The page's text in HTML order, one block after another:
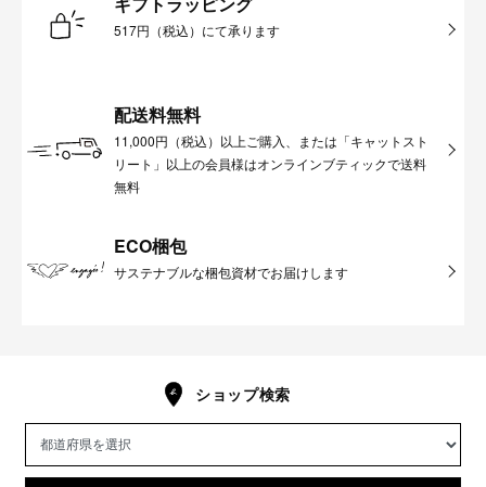
517円（税込）にて承ります
配送料無料
11,000円（税込）以上ご購入、または「キャットスト
リート」以上の会員様はオンラインブティックで送料
無料
ECO梱包
サステナブルな梱包資材でお届けします
ショップ検索